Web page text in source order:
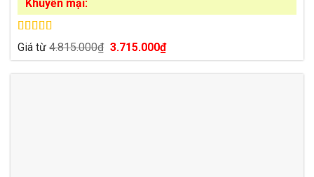
Khuyến mại:
Được xếp
hạng4.795
sao
Giá từ4.815.000₫ Giá
gốc
3.715.000₫Giá
hiện